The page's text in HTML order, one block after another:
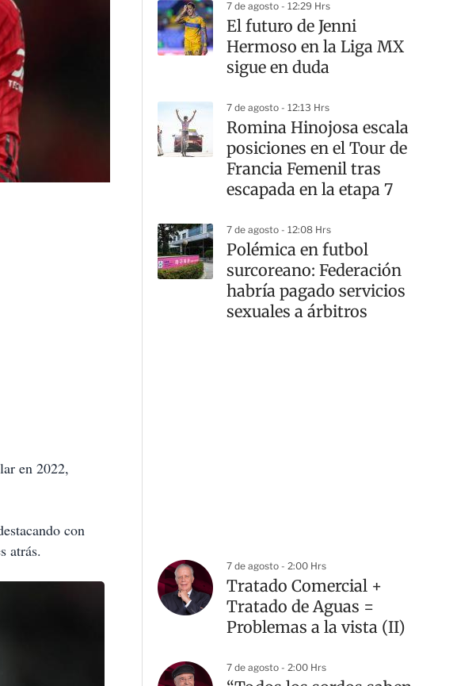
en 2022,
con
atrás.
7 de agosto - 12:29 Hrs
El futuro de Jenni
Hermoso en la Liga MX
sigue en duda
7 de agosto - 12:13 Hrs
Romina Hinojosa escala
posiciones en el Tour de
Francia Femenil tras
escapada en la etapa 7
7 de agosto - 12:08 Hrs
Polémica en futbol
surcoreano: Federación
habría pagado servicios
sexuales a árbitros
7 de agosto - 2:00 Hrs
Tratado Comercial +
Tratado de Aguas =
Problemas a la vista (II)
7 de agosto - 2:00 Hrs